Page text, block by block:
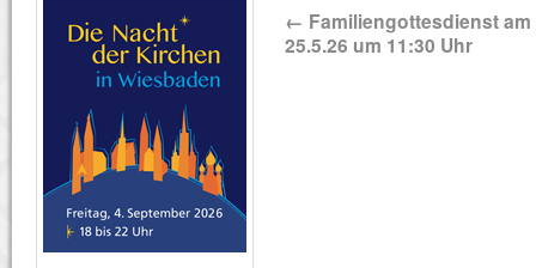
← Familiengottesdienst am
25.5.26 um 11:30 Uhr